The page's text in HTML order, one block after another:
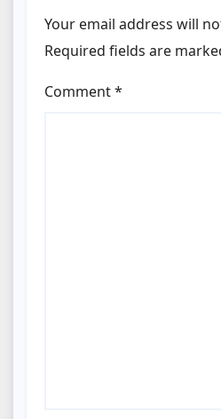
Your email address will
Required fields are
Comment*